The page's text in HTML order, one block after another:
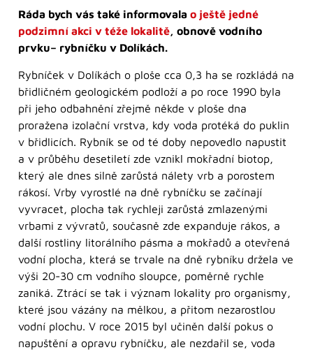
Ráda bych vás také informovala o ještě jedné
podzimní akci v téže lokalitě, obnově vodního
prvku– rybníčku v Dolíkách.
Rybníček v Dolíkách o ploše cca 0,3 ha se rozkládá na
břidličném geologickém podloží a po roce 1990 byla
při jeho odbahnění zřejmě někde v ploše dna
proražena izolační vrstva, kdy voda protéká do puklin
v břidlicích. Rybník se od té doby nepovedlo napustit
a v průběhu desetiletí zde vznikl mokřadní biotop,
který ale dnes silně zarůstá nálety vrb a porostem
rákosí. Vrby vyrostlé na dně rybníčku se začínají
vyvracet, plocha tak rychleji zarůstá zmlazenými
vrbami z vývratů, současně zde expanduje rákos, a
další rostliny litorálního pásma a mokřadů a otevřená
vodní plocha, která se trvale na dně rybníku držela ve
výši 20-30 cm vodního sloupce, poměrně rychle
zaniká. Ztrácí se tak i význam lokality pro organismy,
které jsou vázány na mělkou, a přitom nezarostlou
vodní plochu. V roce 2015 byl učiněn další pokus o
napuštění a opravu rybníčku, ale nezdařil se, voda